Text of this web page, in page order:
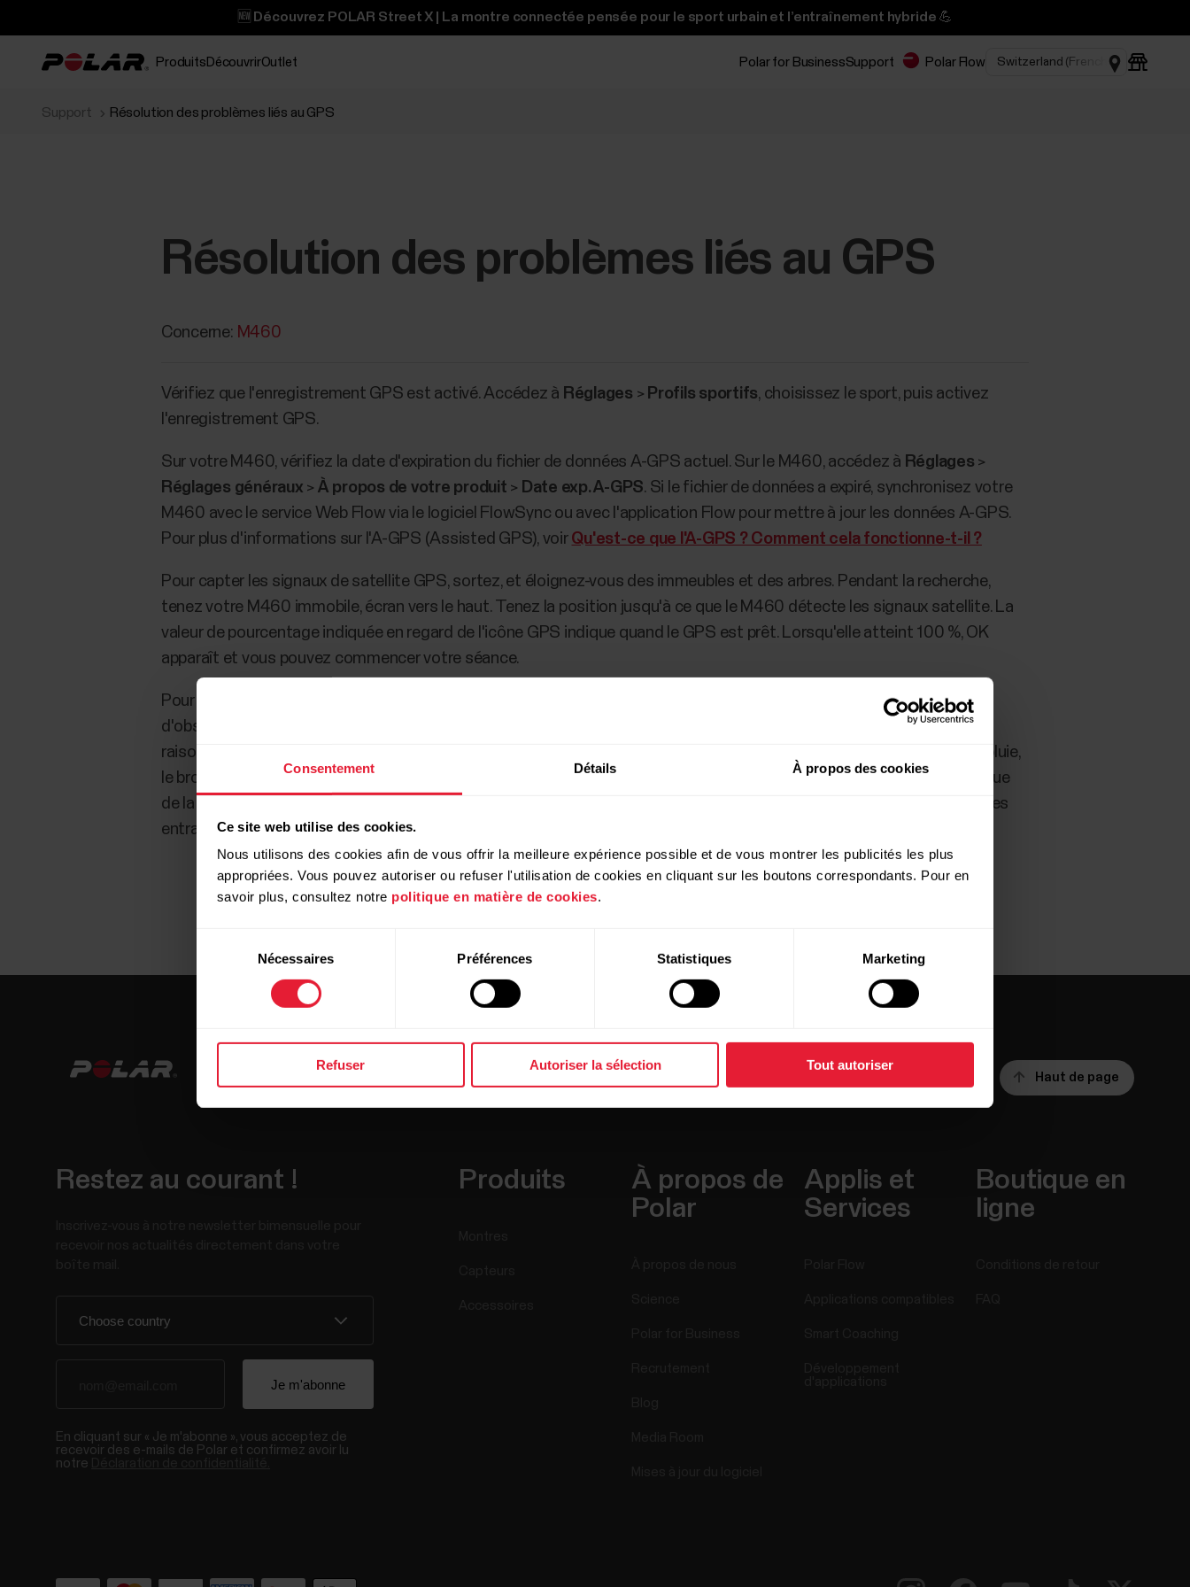
Consentement Détails À propos des cookies
Ce site web utilise des cookies.
Nous utilisons des cookies afin de vous offrir la meilleure expérience possible et de vous montrer les publicités les plus
appropriées. Vous pouvez autoriser ou refuser l'utilisation de cookies en cliquant sur les boutons correspondants. Pour en
savoir plus, consultez notre politique en matière de cookies.
consentement
Nécessaires Préférences Statistiques Marketing
Refuser Autoriser la sélection Tout autoriser
🆕 Découvrez POLAR Street X | La montre connectée pensée pour le sport urbain et l’entraînement hybride 💪
Produits DécouvrirOutlet Polar for BusinessSupport Polar Flow
Support Résolution des problèmes liés au GPS
Résolution des problèmes liés au GPS
Concerne: M460
Vérifiez que l'enregistrement GPS est activé. Accédez à Réglages > Profils sportifs, choisissez le sport, puis activez
l'enregistrement GPS.
Sur votre M460, vérifiez la date d'expiration du fichier de données A-GPS actuel. Sur le M460, accédez à Réglages >
Réglages généraux > À propos de votre produit > Date exp. A-GPS. Si le fichier de données a expiré, synchronisez votre
M460 avec le service Web Flow via le logiciel FlowSync ou avec l'application Flow pour mettre à jour les données A-GPS.
Pour plus d'informations sur l'A-GPS (Assisted GPS), voir Qu'est-ce que l'A-GPS ? Comment cela fonctionne-t-il ?
Pour capter les signaux de satellite GPS, sortez, et éloignez-vous des immeubles et des arbres. Pendant la recherche,
tenez votre M460 immobile, écran vers le haut. Tenez la position jusqu'à ce que le M460 détecte les signaux satellite. La
valeur de pourcentage indiquée en regard de l'icône GPS indique quand le GPS est prêt. Lorsqu'elle atteint 100 %, OK
apparaît et vous pouvez commencer votre séance.
Pour une réception optimale du signal GPS, il convient de s'entraîner dans un endroit dégagé ne présentant pas
d'obstacles pour les signaux satellite. Pour des performances GPS optimales, veillez à tourner l'écran vers le haut. En
raison de la nature du signal GPS, les collines, les bâtiments hauts et les arbres peuvent bloquer le signal satellite. La pluie,
le brouillard et la neige peuvent aussi affecter la qualité du signal. Ces conditions peuvent entraîner une lecture erratique
de la vitesse pendant l'exercice et donner une courbe de vitesse irrégulière dans le logiciel Polar, même si vous vous êtes
entraîné à une allure régulière.
Haut de page
Restez au courant !
En cliquant sur « Je m'abonne », vous acceptez de
recevoir des e-mails de Polar et confirmez avoir lu
notre
Produits
À propos de
Polar
Applis et
Services
Boutique en
ligne